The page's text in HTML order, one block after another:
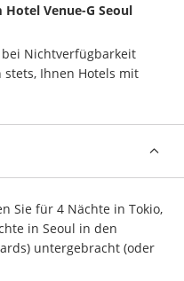
Venue-G Seoul
Nichtverfügbarkeit
Ihnen Hotels mit
Sie für 4 Nächte in Tokio,
in Seoul in den
untergebracht (oder